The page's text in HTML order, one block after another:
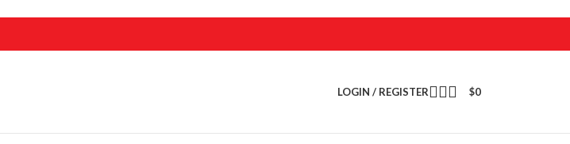
LOGIN / REGISTER $0